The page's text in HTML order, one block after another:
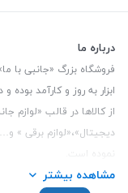
درباره ما
فروشگاه بزرگ «جانبی با
ابزار به روز و کارآمد
از کالاها در قالب «لوازم
دیجیتال»،«لوازم برقی »
این فروشگاه تمام تلاش
مشاهده بیشتر